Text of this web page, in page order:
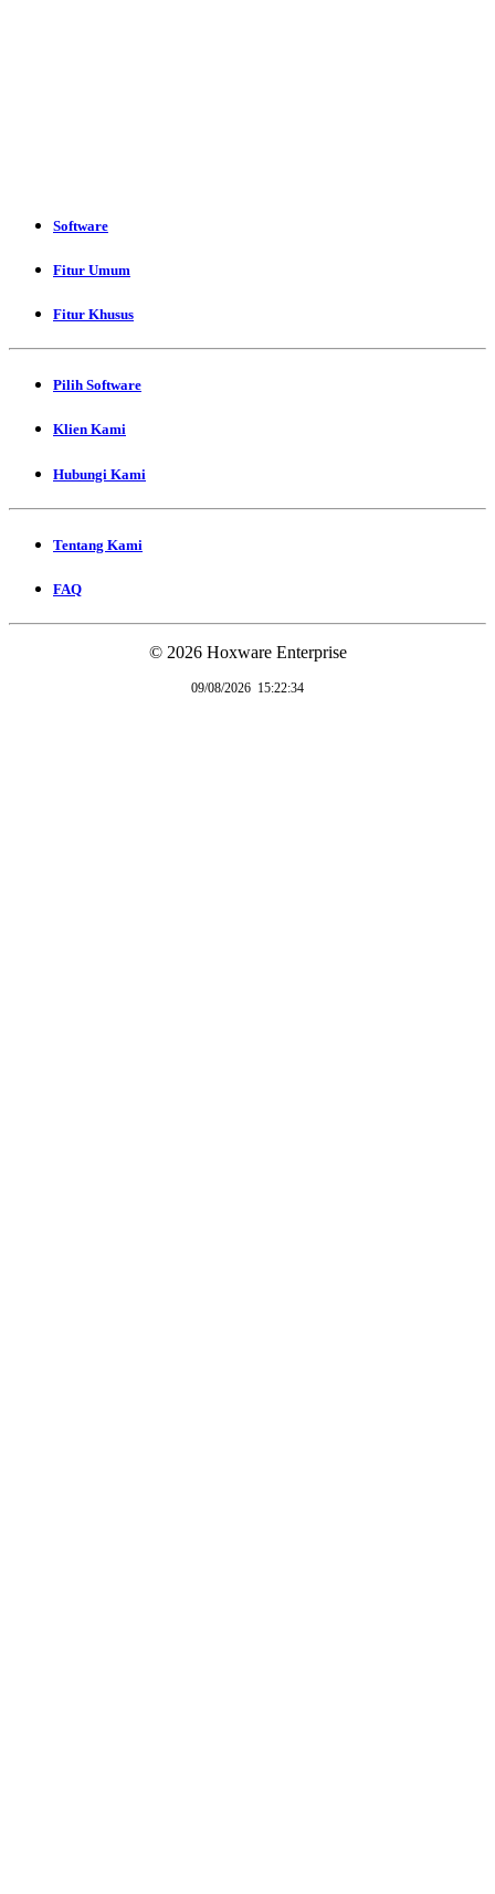
Software
Fitur Umum
Fitur Khusus
Pilih Software
Klien Kami
Hubungi Kami
Tentang Kami
FAQ
© 2026 Hoxware Enterprise
09/08/2026 15:22:35